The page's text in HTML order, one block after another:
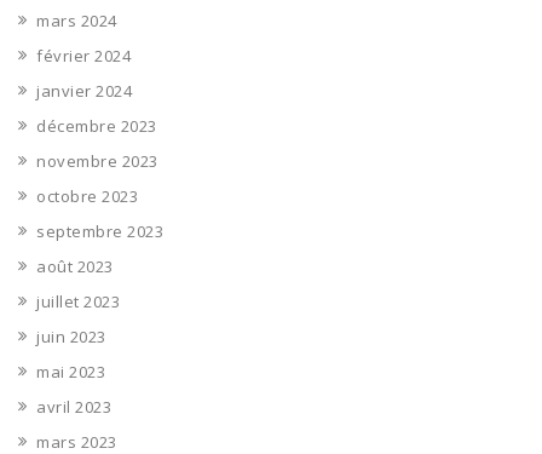
mars 2024
février 2024
janvier 2024
décembre 2023
novembre 2023
octobre 2023
septembre 2023
août 2023
juillet 2023
juin 2023
mai 2023
avril 2023
mars 2023